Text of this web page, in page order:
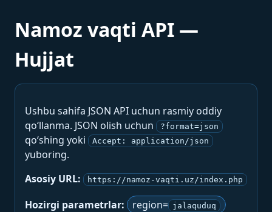
Namoz vaqti API —
Hujjat
Ushbu sahifa JSON API uchun rasmiy oddiy
qo‘llanma. JSON olish uchun
?format=json
qo‘shing yoki Accept: application/json
yuboring.
Asosiy URL:
https://namoz-vaqti.uz/index.php
Hozirgi parametrlar: region= jalaquduq